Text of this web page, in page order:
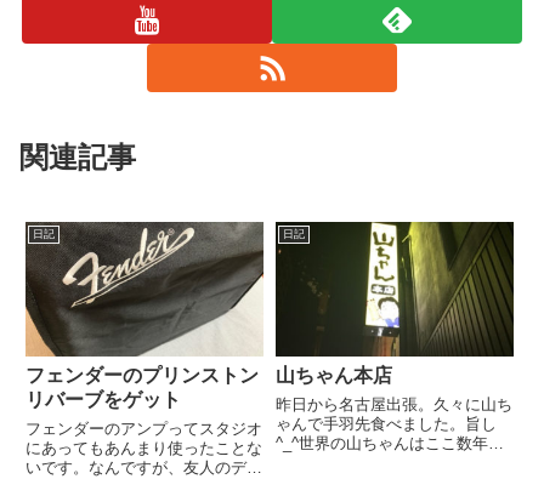
関連記事
日記
フェンダーのプリンストン
リバーブをゲット
フェンダーのアンプってスタジオ
にあってもあんまり使ったことな
いです。なんですが、友人のデラ
日記
山ちゃん本店
昨日から名古屋出張。久々に山ち
ゃんで手羽先食べました。旨し
^_^世界の山ちゃんはここ数年で